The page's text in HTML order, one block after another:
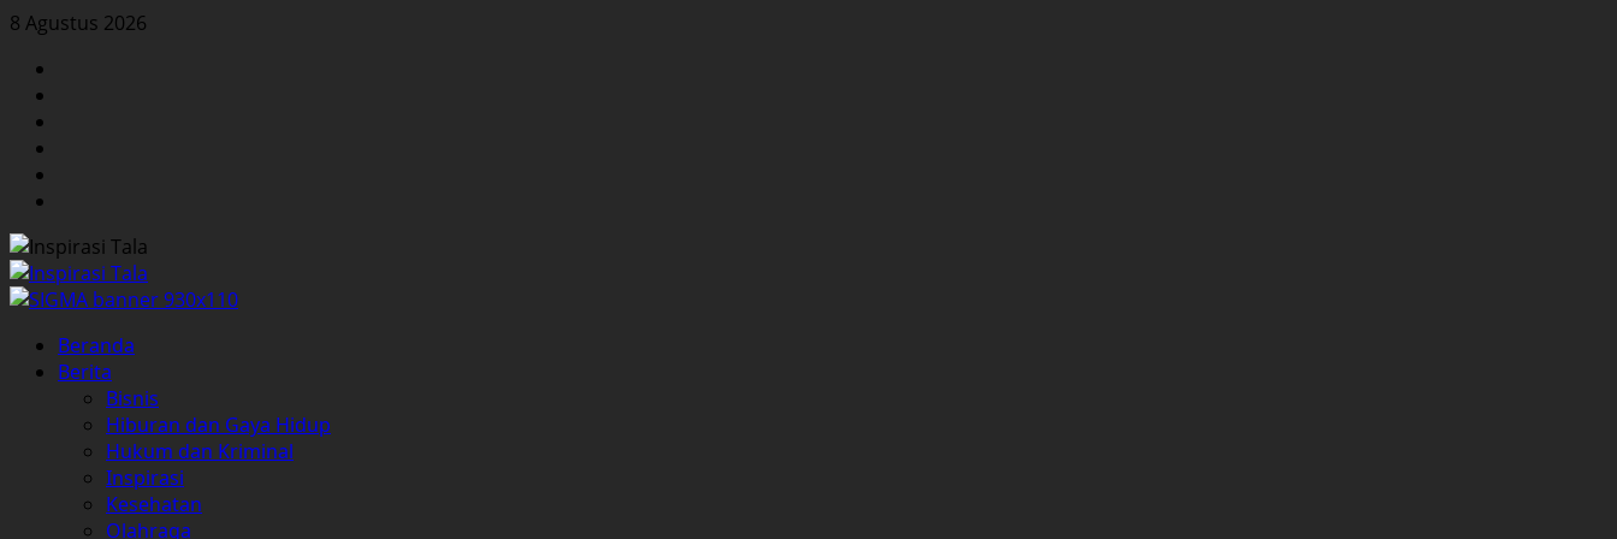
Skip
content
8 Agustus 2026
Primary
Menu
Beranda
Berita
Bisnis
Hiburan dan Gaya Hidup
Hukum dan Kriminal
Inspirasi
Kesehatan
Olahraga